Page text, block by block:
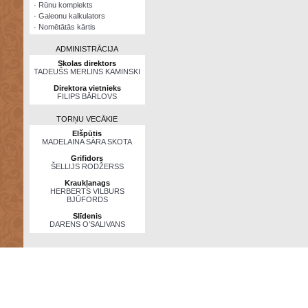
· Rūnu komplekts
· Galeonu kalkulators
· Nomētātās kārtis
ADMINISTRĀCIJA
Skolas direktors
TADEUŠS MERLINS KAMINSKI
Direktora vietnieks
FILIPS BĀRLOVS
TORŅU VECĀKIE
Elšpūtis
MADELAINA SĀRA SKOTA
Grifidors
ŠELLIJS RODŽERSS
Kraukļanags
HERBERTS VILBURS
BJŪFORDS
Slīdenis
DARENS O’SALIVANS